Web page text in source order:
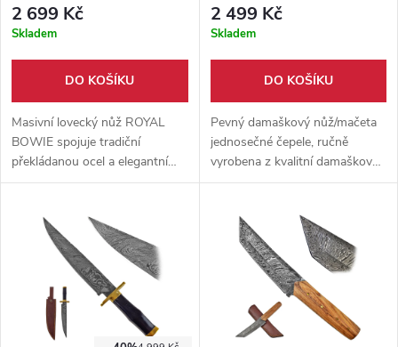
2 699 Kč
Skladem
DO KOŠÍKU
Masivní lovecký nůž ROYAL
BOWIE spojuje tradiční
překládanou ocel a elegantní
přírodní materiály. Vyniká
překládané oceli 1095/15N20 a
rukojetí z býčího rohu
doplněnou mosaznými prvky.
2 499 Kč
Skladem
DO KOŠÍKU
Pevný damaškový nůž/mačeta
jednosečné čepele, ručně
vyrobena z kvalitní damaškové
oceli. Již z výroby ostřeno,
Kožené pouzdro součástí.